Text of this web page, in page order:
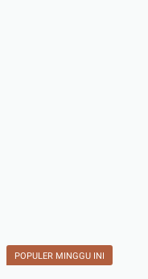
POPULER MINGGU INI